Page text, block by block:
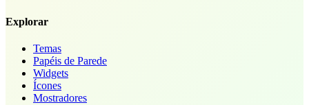
Explorar
Temas
Papéis de Parede
Widgets
Ícones
Mostradores